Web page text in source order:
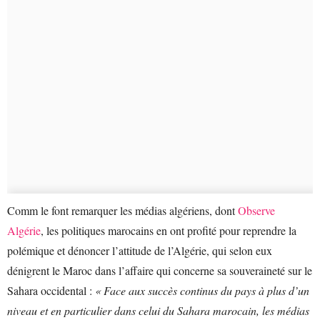
Comm le font remarquer les médias algériens, dontObserve
Algérie, les politiques marocains en ont profité pour reprendre la
polémique et dénoncer l’attitude de l’Algérie, qui selon eux
dénigrent le Maroc dans l’affaire qui concerne sa souveraineté sur le
Sahara occidental : « Face aux succès continus du pays à plus d’un
niveau et en particulier dans celui du Sahara marocain, les médias